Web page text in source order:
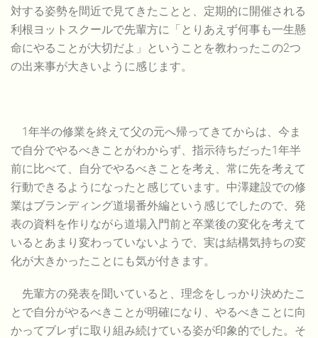
対する姿勢を間近で見てきたことと、定期的に開催される
利根ヨットスクールで先輩方に「とりあえず何事も一生懸
命にやることが大切だよ」ということを教わったこの2つ
の出来事が大きいように感じます。
1年半の修業を終えて父の元へ帰ってきてからは、今ま
で自分でやるべきことがわからず、指示待ちだった1年半
前に比べて、自分でやるべきことを考え、常に先を考えて
行動できるようになったと感じています。中澤建設での修
業はブランディング道場番外編という感じでしたので、発
表の資料を作りながら道場入門前と卒業後の変化を考えて
いるとあまり変わっていないようで、実は結構気持ちの変
化が大きかったことにも気が付きます。
先輩方の発表を聞いていると、理念をしっかり決めたこ
とで自分がやるべきことが明確になり、やるべきことに向
かってブレずに取り組み続けている姿が印象的でした。そ